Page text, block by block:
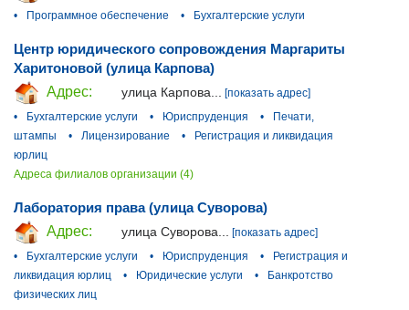
•
Программное обеспечение • Бухгалтерские услуги
Центр юридического сопровождения Маргариты
Харитоновой (улица Карпова)
Адрес:
улица Карпова...
[показать адрес]
•
Бухгалтерские услуги • Юриспруденция •
Печати,
штампы
• Лицензирование •
Регистрация и ликвидация
юрлиц
Адреса филиалов организации (4)
Лаборатория права (улица Суворова)
Адрес:
улица Суворова...
[показать адрес]
•
Бухгалтерские услуги • Юриспруденция •
Регистрация и
ликвидация юрлиц
• Юридические услуги •
Банкротство
физических лиц